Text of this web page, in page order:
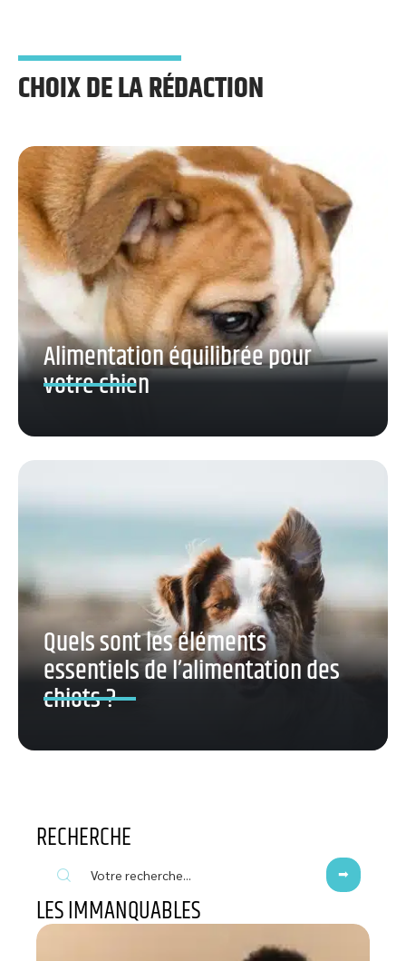
CHOIX DE LA RÉDACTION
Alimentation équilibrée pour
votre chien
Quels sont les éléments
essentiels de l’alimentation des
chiots ?
RECHERCHE
LES IMMANQUABLES